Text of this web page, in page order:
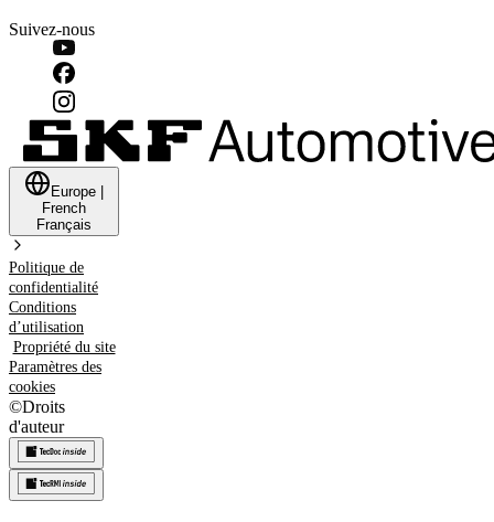
Suivez-nous
Europe
French
Français
Politique de
confidentialité
Conditions
d’utilisation
Propriété du site
Paramètres des
cookies
©Droits
d'auteur